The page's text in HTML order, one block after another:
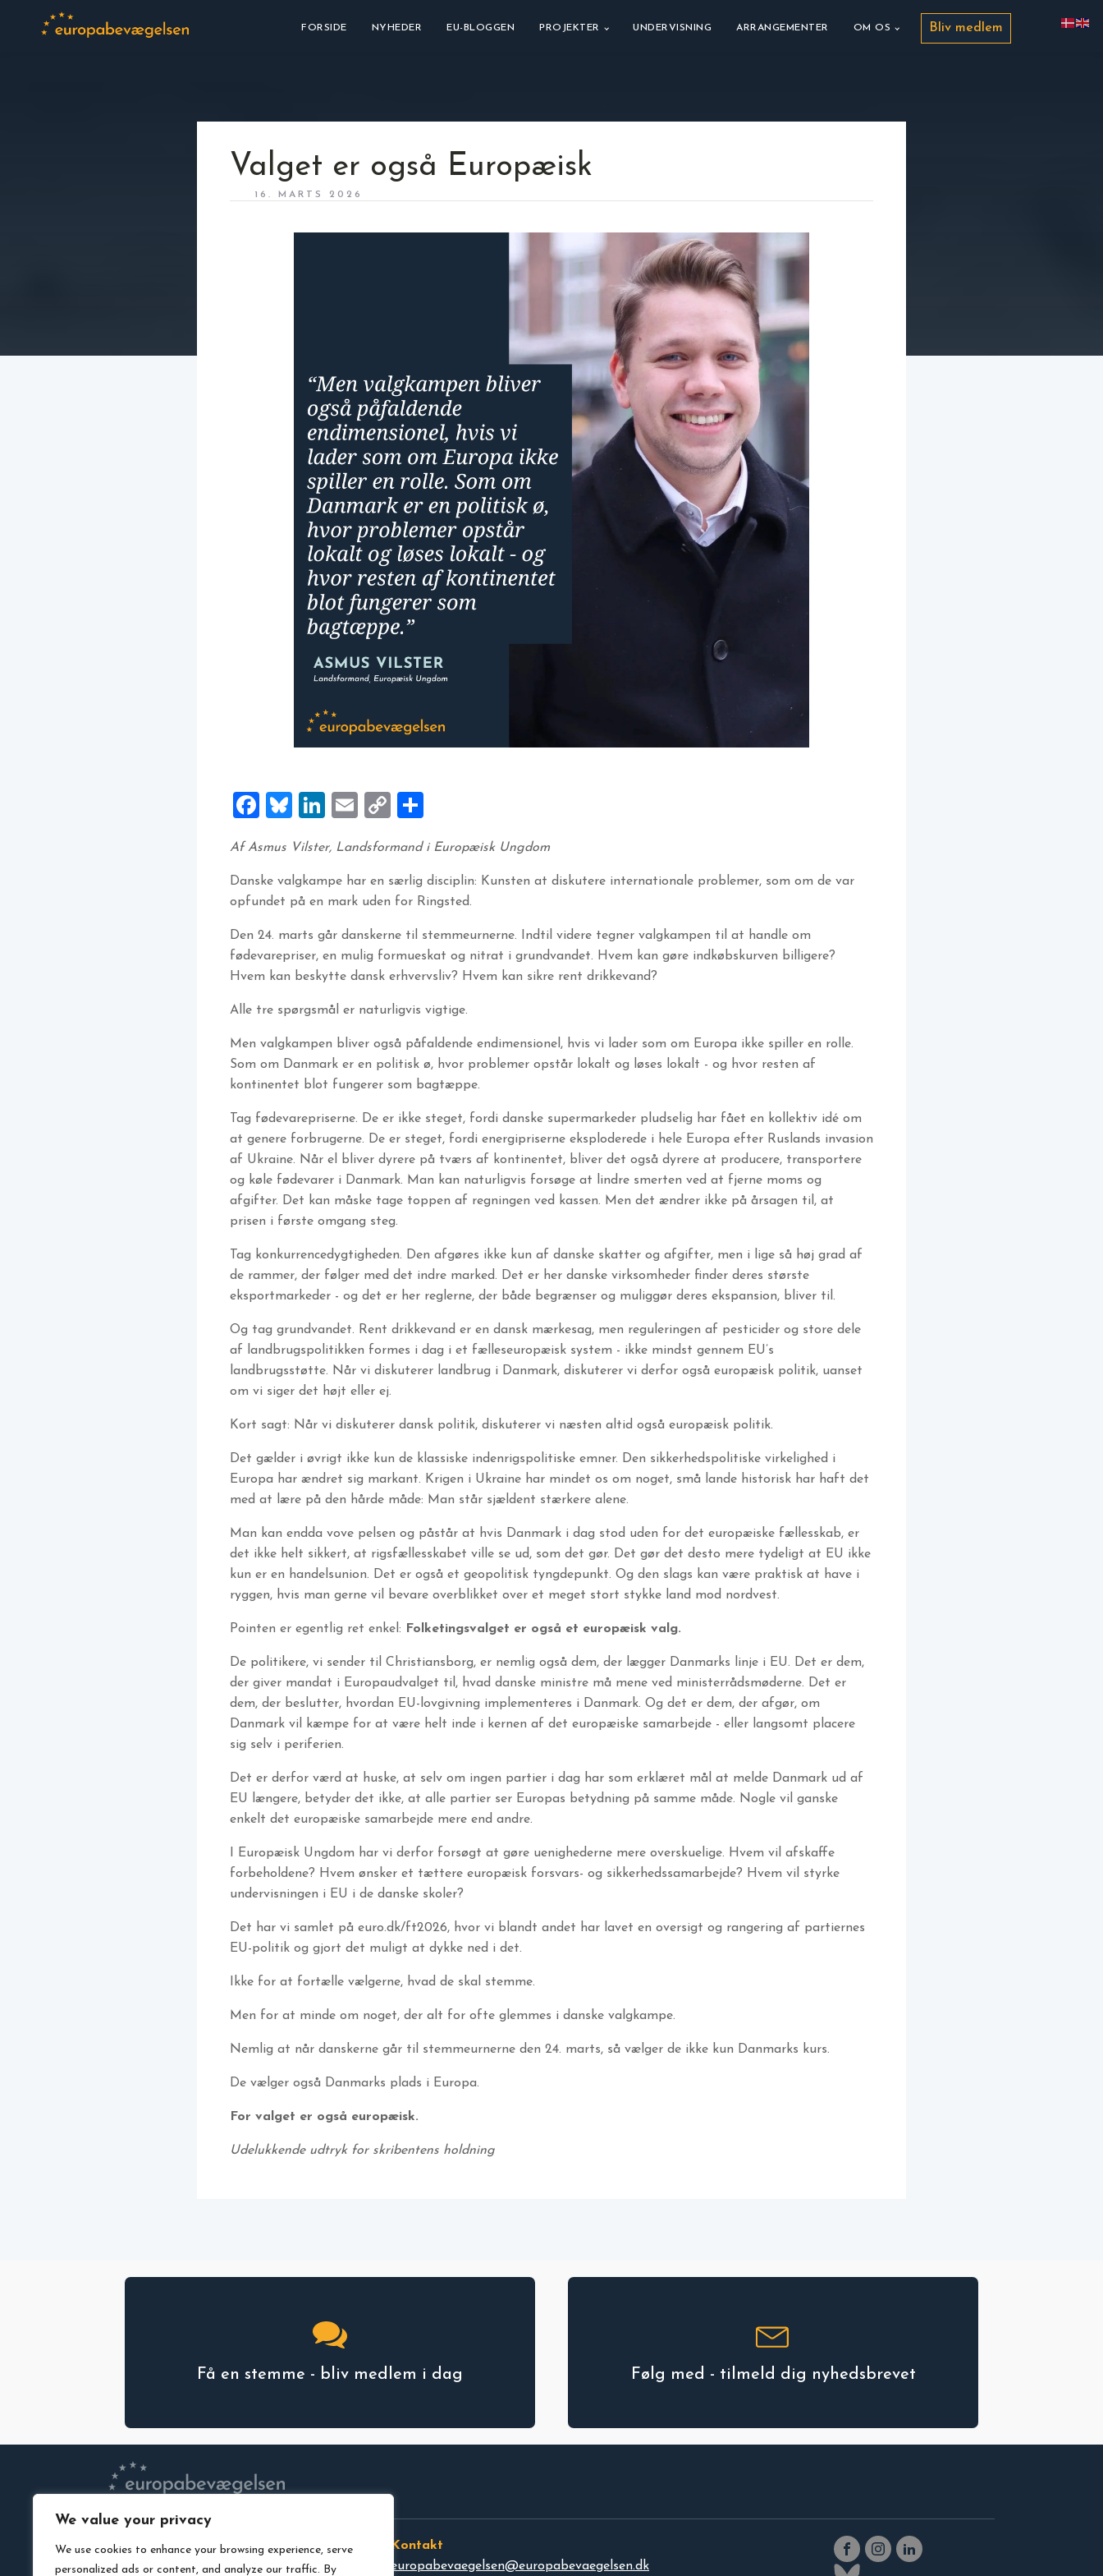
We value your privacy
We use cookies to enhance your browsing experience, serve
personalized ads or content, and analyze our traffic. By
FORSIDE NYHEDER EU-BLOGGEN PROJEKTER UNDERVISNING ARRANGEMENTER OM OS Bliv medlem
Valget er også Europæisk
16. MARTS 2026
Facebook
Bluesky
LinkedIn
EmailCopy
Af Asmus Vilster, Landsformand i Europæisk Ungdom
Danske valgkampe har en særlig disciplin: Kunsten at diskutere internationale problemer, som om de var
opfundet på en mark uden for Ringsted.
Den 24. marts går danskerne til stemmeurnerne. Indtil videre tegner valgkampen til at handle om
fødevarepriser, en mulig formueskat og nitrat i grundvandet. Hvem kan gøre indkøbskurven billigere?
Hvem kan beskytte dansk erhvervsliv? Hvem kan sikre rent drikkevand?
Alle tre spørgsmål er naturligvis vigtige.
Men valgkampen bliver også påfaldende endimensionel, hvis vi lader som om Europa ikke spiller en rolle.
Som om Danmark er en politisk ø, hvor problemer opstår lokalt og løses lokalt - og hvor resten af
kontinentet blot fungerer som bagtæppe.
Tag fødevarepriserne. De er ikke steget, fordi danske supermarkeder pludselig har fået en kollektiv idé om
at genere forbrugerne. De er steget, fordi energipriserne eksploderede i hele Europa efter Ruslands invasion
af Ukraine. Når el bliver dyrere på tværs af kontinentet, bliver det også dyrere at producere, transportere
og køle fødevarer i Danmark. Man kan naturligvis forsøge at lindre smerten ved at fjerne moms og
afgifter. Det kan måske tage toppen af regningen ved kassen. Men det ændrer ikke på årsagen til, at
prisen i første omgang steg.
Tag konkurrencedygtigheden. Den afgøres ikke kun af danske skatter og afgifter, men i lige så høj grad af
de rammer, der følger med det indre marked. Det er her danske virksomheder finder deres største
eksportmarkeder - og det er her reglerne, der både begrænser og muliggør deres ekspansion, bliver til.
Og tag grundvandet. Rent drikkevand er en dansk mærkesag, men reguleringen af pesticider og store dele
af landbrugspolitikken formes i dag i et fælleseuropæisk system - ikke mindst gennem EU’s
landbrugsstøtte. Når vi diskuterer landbrug i Danmark, diskuterer vi derfor også europæisk politik, uanset
om vi siger det højt eller ej.
Kort sagt: Når vi diskuterer dansk politik, diskuterer vi næsten altid også europæisk politik.
Det gælder i øvrigt ikke kun de klassiske indenrigspolitiske emner. Den sikkerhedspolitiske virkelighed i
Europa har ændret sig markant. Krigen i Ukraine har mindet os om noget, små lande historisk har haft det
med at lære på den hårde måde: Man står sjældent stærkere alene.
Man kan endda vove pelsen og påstår at hvis Danmark i dag stod uden for det europæiske fællesskab, er
det ikke helt sikkert, at rigsfællesskabet ville se ud, som det gør. Det gør det desto mere tydeligt at EU ikke
kun er en handelsunion. Det er også et geopolitisk tyngdepunkt. Og den slags kan være praktisk at have i
ryggen, hvis man gerne vil bevare overblikket over et meget stort stykke land mod nordvest.
Pointen er egentlig ret enkel: Folketingsvalget er også et europæisk valg.
De politikere, vi sender til Christiansborg, er nemlig også dem, der lægger Danmarks linje i EU. Det er dem,
der giver mandat i Europaudvalget til, hvad danske ministre må mene ved ministerrådsmøderne. Det er
dem, der beslutter, hvordan EU-lovgivning implementeres i Danmark. Og det er dem, der afgør, om
Danmark vil kæmpe for at være helt inde i kernen af det europæiske samarbejde - eller langsomt placere
sig selv i periferien.
Det er derfor værd at huske, at selv om ingen partier i dag har som erklæret mål at melde Danmark ud af
EU længere, betyder det ikke, at alle partier ser Europas betydning på samme måde. Nogle vil ganske
enkelt det europæiske samarbejde mere end andre.
I Europæisk Ungdom har vi derfor forsøgt at gøre uenighederne mere overskuelige. Hvem vil afskaffe
forbeholdene? Hvem ønsker et tættere europæisk forsvars- og sikkerhedssamarbejde? Hvem vil styrke
undervisningen i EU i de danske skoler?
Det har vi samlet på euro.dk/ft2026, hvor vi blandt andet har lavet en oversigt og rangering af partiernes
EU-politik og gjort det muligt at dykke ned i det.
Ikke for at fortælle vælgerne, hvad de skal stemme.
Men for at minde om noget, der alt for ofte glemmes i danske valgkampe.
Nemlig at når danskerne går til stemmeurnerne den 24. marts, så vælger de ikke kun Danmarks kurs.
De vælger også Danmarks plads i Europa.
For valget er også europæisk.
Udelukkende udtryk for skribentens holdning
Få en stemme - bliv medlem i dag Følg med - tilmeld dig nyhedsbrevet
VEDTÆGTER
PRIVATLIVSPOLITIK
Kontakt
europabevaegelsen@europabevaegelsen.dk